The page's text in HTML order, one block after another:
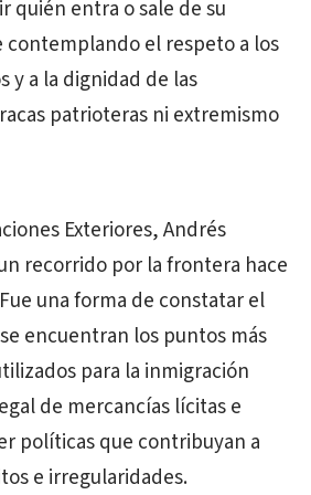
quién entra o sale de su
el respeto a los
y a la dignidad de las
patrioteras ni extremismo
Exteriores, Andrés
recorrido por la frontera hace
una forma de constatar el
encuentran los puntos más
para la inmigración
de mercancías lícitas e
políticas que contribuyan a
e irregularidades.